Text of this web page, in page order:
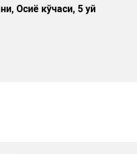
Осиё кўчаси, 5 уй